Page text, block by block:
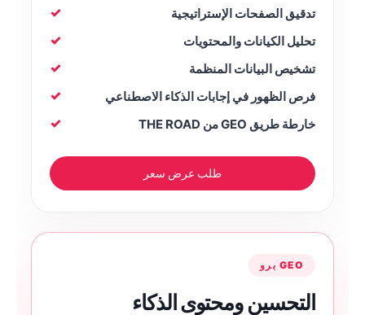
تدقيق الصفحات الإستراتيجية
تحليل الكيانات والمحتويات
تشخيص البيانات المنظمة
فرص الظهور في إجابات الذكاء الاصطناعي
خارطة طريق GEO من THE ROAD
طلب عرض سعر
GEO برو
التحسين ومحتوى الذكاء